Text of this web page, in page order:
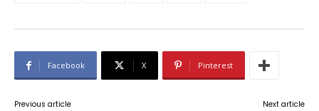
Facebook X Pinterest
Previous article Next article